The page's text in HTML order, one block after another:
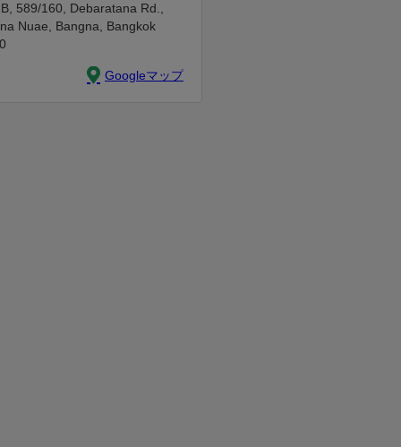
589/160, Debaratana Rd.,
Nuae, Bangna, Bangkok
Googleマップ